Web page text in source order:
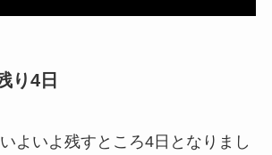
り4日
よいよ残すところ4日となりまし